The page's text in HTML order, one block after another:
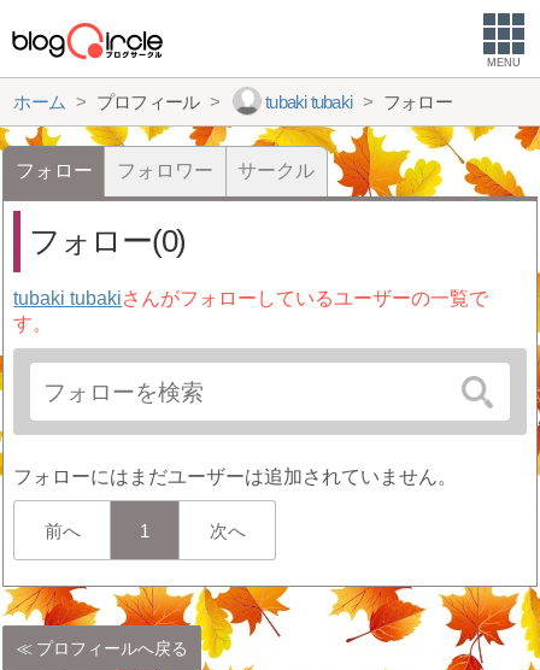
MENU
ホーム プロフィール tubaki tubaki フォロー
フォロー フォロワー サークル
フォロー(0)
tubaki tubakiさんがフォローしているユーザーの一覧で
す。
フォローにはまだユーザーは追加されていません。
前へ 1 次へ
プロフィールへ戻る